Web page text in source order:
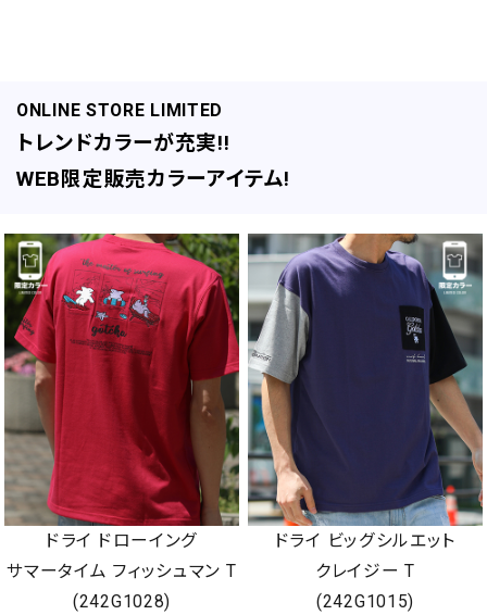
ONLINE STORE LIMITED
トレンドカラーが充実!!
WEB限定販売カラーアイテム!
ドライ ドローイング
サマータイム フィッシュマン T
(242G1028)
ドライ ビッグシルエット
クレイジー T
(242G1015)